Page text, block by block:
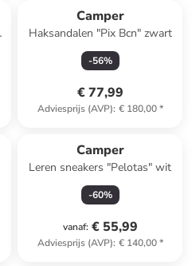
Camper
Haksandalen "Pix Bcn" zwart
-56%
€ 77,99
Adviesprijs (AVP): € 180,00*
Camper
Leren sneakers "Pelotas" wit
-60%
vanaf: € 55,99
Adviesprijs (AVP): € 140,00*